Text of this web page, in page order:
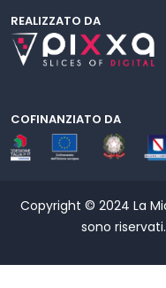
REALIZZATO DA
COFINANZIATO DA
Copyright © 2024 La
sono riservati.